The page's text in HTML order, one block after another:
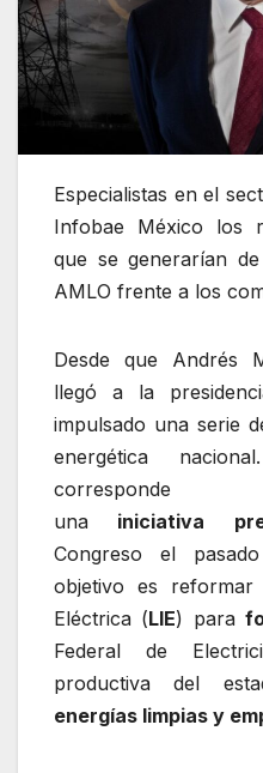
Especialistas en el
Infobae México los
que se generarían
AMLO frente a los
Desde que Andrés
llegó a la
impulsado una serie
energética
una iniciativa
Congreso el
objetivo es
Eléctrica (LIE) para
Federal de
productiva del
energías limpias y